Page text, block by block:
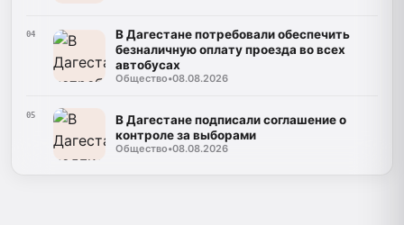
04
В Дагестане потребовали обеспечить
безналичную оплату проезда во всех
автобусах
Общество•08.08.2026
05
В Дагестане подписали соглашение о
контроле за выборами
Общество•08.08.2026